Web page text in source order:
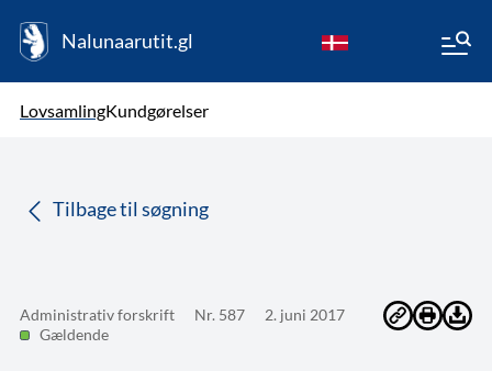
Nalunaarutit.gl
LovsamlingKundgørelser
Tilbage til søgning
Administrativ forskrift Nr. 587
2. juni 2017
Gældende